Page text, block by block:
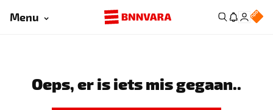
Menu
Oeps, er is iets mis gegaan..